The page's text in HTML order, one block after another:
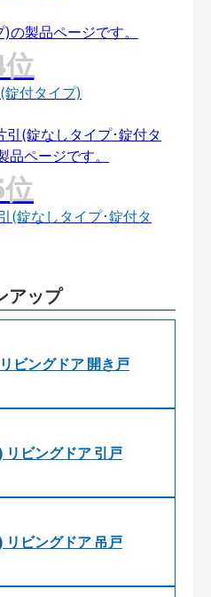
錠付タイプ)
(錠なしタイプ･錠付タ
アップ
ビングドア 開き戸
ビングドア 引戸
ビングドア 吊戸